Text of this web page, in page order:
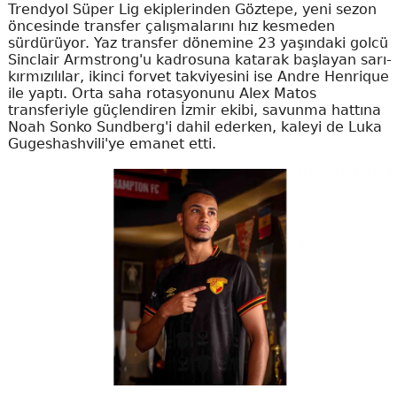
Trendyol Süper Lig ekiplerinden Göztepe, yeni sezon
öncesinde transfer çalışmalarını hız kesmeden
sürdürüyor. Yaz transfer dönemine 23 yaşındaki golcü
Sinclair Armstrong'u kadrosuna katarak başlayan sarı-
kırmızılılar, ikinci forvet takviyesini ise Andre Henrique
ile yaptı. Orta saha rotasyonunu Alex Matos
transferiyle güçlendiren İzmir ekibi, savunma hattına
Noah Sonko Sundberg'i dahil ederken, kaleyi de Luka
Gugeshashvili'ye emanet etti.